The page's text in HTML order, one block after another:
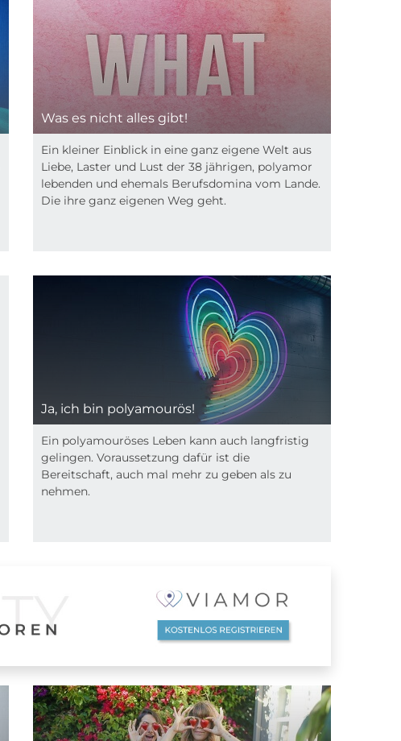
Was es nicht alles gibt!
Ein kleiner Einblick in eine ganz eigene Welt aus
Liebe, Laster und Lust der 38 jährigen, polyamor
lebenden und ehemals Berufsdomina vom Lande.
Die ihre ganz eigenen Weg geht.
Ja, ich bin polyamourös!
Ein polyamouröses Leben kann auch langfristig
gelingen. Voraussetzung dafür ist die
Bereitschaft, auch mal mehr zu geben als zu
nehmen.